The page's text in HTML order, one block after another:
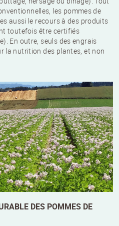
les pommes de
aussi le recours à des produits
toutefois être certifiés
En outre, seuls des engrais
la nutrition des plantes, et non
DES POMMES DE